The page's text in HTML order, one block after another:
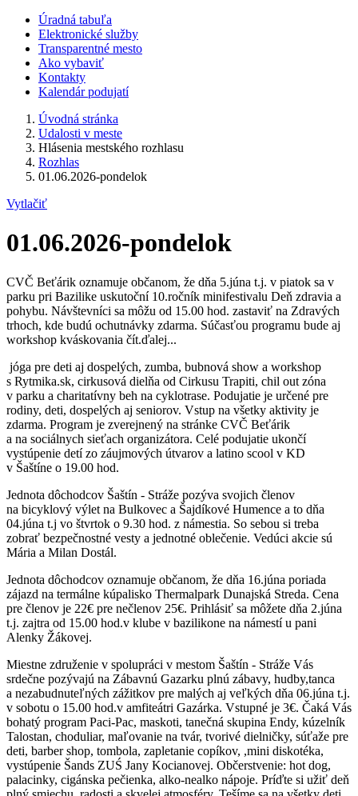
Úradná tabuľa
Elektronické služby
Transparentné mesto
Ako vybaviť
Kontakty
Kalendár podujatí
Úvodná stránka
Udalosti v meste
Hlásenia mestského rozhlasu
Rozhlas
01.06.2026-pondelok
Vytlačiť
01.06.2026-pondelok
CVČ Beťárik oznamuje občanom, že dňa 5.júna t.j. v piatok sa v
parku pri Bazilike uskutoční 10.ročník minifestivalu Deň zdravia a
pohybu. Návštevníci sa môžu od 15.00 hod. zastaviť na Zdravých
trhoch, kde budú ochutnávky zdarma. Súčasťou programu bude aj
workshop kváskovania čít.ďalej...
jóga pre deti aj dospelých, zumba, bubnová show a workshop
s Rytmika.sk, cirkusová dielňa od Cirkusu Trapiti, chil out zóna
v parku a charitatívny beh na cyklotrase. Podujatie je určené pre
rodiny, deti, dospelých aj seniorov. Vstup na všetky aktivity je
zdarma. Program je zverejnený na stránke CVČ Beťárik
a na sociálnych sieťach organizátora. Celé podujatie ukončí
vystúpenie detí zo záujmových útvarov a latino scool v KD
v Šaštíne o 19.00 hod.
Jednota dôchodcov Šaštín - Stráže pozýva svojich členov
na bicyklový výlet na Bulkovec a Šajdíkové Humence a to dňa
04.júna t.j vo štvrtok o 9.30 hod. z námestia. So sebou si treba
zobrať bezpečnostné vesty a jednotné oblečenie. Vedúci akcie sú
Mária a Milan Dostál.
Jednota dôchodcov oznamuje občanom, že dňa 16.júna poriada
zájazd na termálne kúpalisko Thermalpark Dunajská Streda. Cena
pre členov je 22€ pre nečlenov 25€. Prihlásiť sa môžete dňa 2.júna
t.j. zajtra od 15.00 hod.v klube v bazilikone na námestí u pani
Alenky Žákovej.
Miestne združenie v spolupráci v mestom Šaštín - Stráže Vás
srdečne pozývajú na Zábavnú Gazarku plnú zábavy, hudby,tanca
a nezabudnuteľných zážitkov pre malých aj veľkých dňa 06.júna t.j.
v sobotu o 15.00 hod.v amfiteátri Gazárka. Vstupné je 3€. Čaká Vás
bohatý program Paci-Pac, maskoti, tanečná skupina Endy, kúzelník
Talostan, choduliar, maľovanie na tvár, tvorivé dielničky, súťaže pre
deti, barber shop, tombola, zapletanie copíkov, ,mini diskotéka,
vystúpenie Šands ZUŚ Jany Kocianovej. Občerstvenie: hot dog,
palacinky, cigánska pečienka, alko-nealko nápoje. Príďte si užiť deň